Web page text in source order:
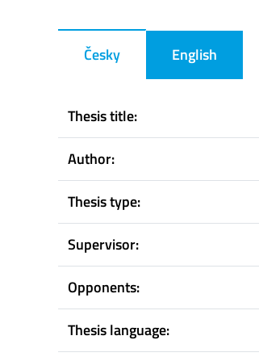
Česky English
Thesis title:
Author:
Thesis type:
Supervisor:
Opponents:
Thesis language: